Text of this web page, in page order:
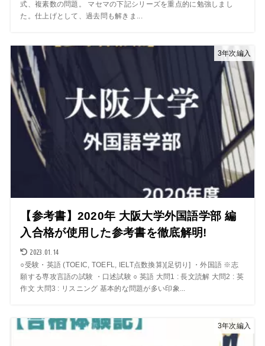
式、複素数の問題。 マセマの下記シリーズを重点的に勉強しまし
た。仕上げとして、過去問も解きま...
3年次編入
【参考書】2020年 大阪大学外国語学部 編
入合格が使用した参考書を徹底解明!
2023.01.14
○受験・英語 (TOEIC, TOEFL, IELT点数換算)[足切り] ・外国語 ※志
願する専攻言語の試験 ・口述試験 ○ 英語 大問1 : 長文読解 大問2 : 英
作文 大問3 : リスニング 基本的な問題が多い印象...
3年次編入